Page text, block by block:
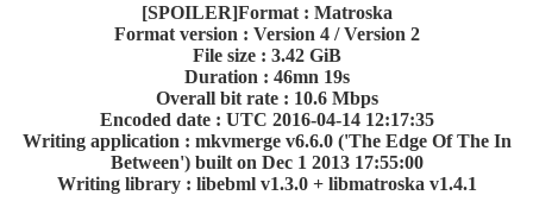
[SPOILER]Format : Matroska
Format version : Version 4 / Version 2
File size : 3.42 GiB
Duration : 46mn 19s
Overall bit rate : 10.6 Mbps
Encoded date : UTC 2016-04-14 12:17:35
Writing application : mkvmerge v6.6.0 ('The Edge Of The In
Between') built on Dec 1 2013 17:55:00
Writing library : libebml v1.3.0 + libmatroska v1.4.1